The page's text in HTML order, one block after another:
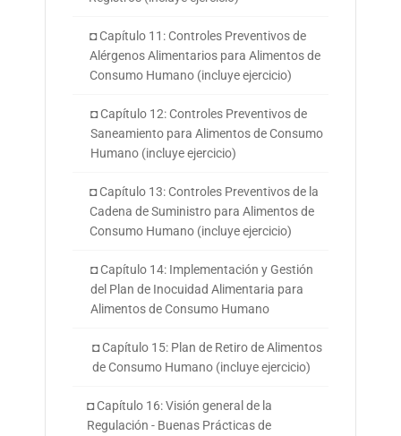
◘ Capítulo 11: Controles Preventivos de
Alérgenos Alimentarios para Alimentos de
Consumo Humano (incluye ejercicio)
◘ Capítulo 12: Controles Preventivos de
Saneamiento para Alimentos de Consumo
Humano (incluye ejercicio)
◘ Capítulo 13: Controles Preventivos de la
Cadena de Suministro para Alimentos de
Consumo Humano (incluye ejercicio)
◘ Capítulo 14: Implementación y Gestión
del Plan de Inocuidad Alimentaria para
Alimentos de Consumo Humano
◘ Capítulo 15: Plan de Retiro de Alimentos
de Consumo Humano (incluye ejercicio)
◘ Capítulo 16: Visión general de la
Regulación - Buenas Prácticas de